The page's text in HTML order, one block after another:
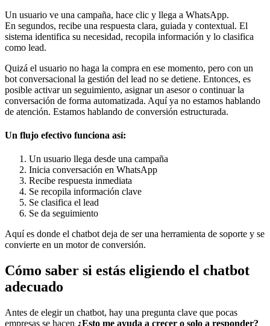
Un usuario ve una campaña, hace clic y llega a WhatsApp.
En segundos, recibe una respuesta clara, guiada y contextual. El
sistema identifica su necesidad, recopila información y lo clasifica
como lead.
Quizá el usuario no haga la compra en ese momento, pero con un
bot conversacional la gestión del lead no se detiene. Entonces, es
posible activar un seguimiento, asignar un asesor o continuar la
conversación de forma automatizada. Aquí ya no estamos hablando
de atención. Estamos hablando de conversión estructurada.
Un flujo efectivo funciona así:
Un usuario llega desde una campaña
Inicia conversación en WhatsApp
Recibe respuesta inmediata
Se recopila información clave
Se clasifica el lead
Se da seguimiento
Aquí es donde el chatbot deja de ser una herramienta de soporte y se
convierte en un motor de conversión.
Cómo saber si estás eligiendo el chatbot
adecuado
Antes de elegir un chatbot, hay una pregunta clave que pocas
empresas se hacen ¿Esto me ayuda a crecer o solo a responder?